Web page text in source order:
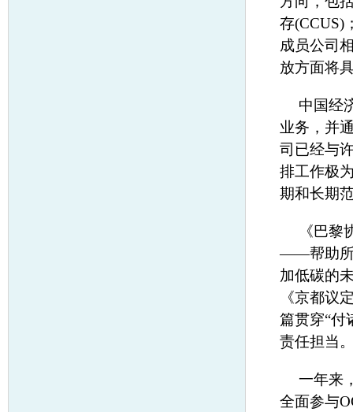
存(CCUS)
成员公司
放方面将
中国经
业务，并
司已经与
排工作极
期和长期
《巴
——帮助所
加低碳的
《京都议
篇贯穿“付
责任担当
一年来
全面参与